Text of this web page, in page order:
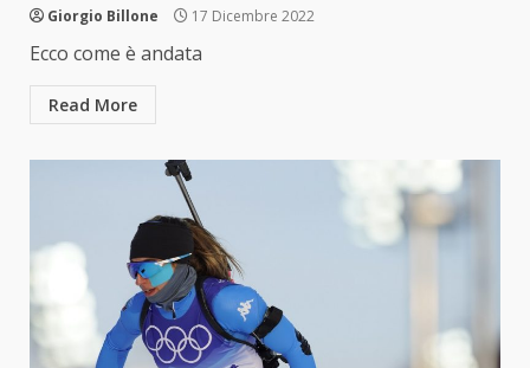
Giorgio Billone 17 Dicembre 2022
Ecco come è andata
Read More